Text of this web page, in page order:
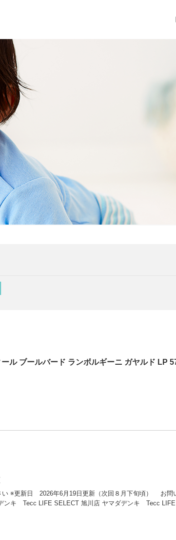
ル ブールバード ランボルギーニ ガヤルド LP
い ※更新日 2026年6月19日更新（次回８月下旬頃） お
ンキ Tecc LIFE SELECT 旭川店 ヤマダデンキ Tecc